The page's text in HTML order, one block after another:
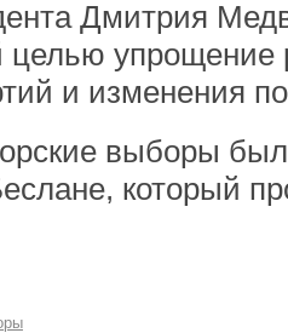
Дмитрия
целью упрощение
и изменения
выборы
который